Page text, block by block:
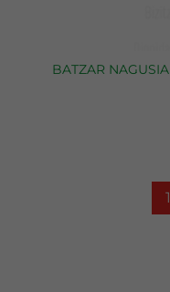
BATZAR NAGUSIA
1